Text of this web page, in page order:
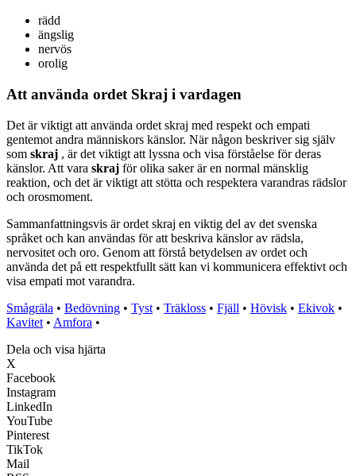
rädd
ängslig
nervös
orolig
Att använda ordet Skraj i vardagen
Det är viktigt att använda ordet skraj med respekt och empati
gentemot andra människors känslor. När någon beskriver sig själv
som skraj , är det viktigt att lyssna och visa förståelse för deras
känslor. Att vara skraj för olika saker är en normal mänsklig
reaktion, och det är viktigt att stötta och respektera varandras rädslor
och orosmoment.
Sammanfattningsvis är ordet skraj en viktig del av det svenska
språket och kan användas för att beskriva känslor av rädsla,
nervositet och oro. Genom att förstå betydelsen av ordet och
använda det på ett respektfullt sätt kan vi kommunicera effektivt och
visa empati mot varandra.
Smågräla • Bedövning • Tyst • Träkloss • Fjäll • Hövisk • Ekivok •
Kavitet • Amfora •
Dela och visa hjärta
X
Facebook
Instagram
LinkedIn
YouTube
Pinterest
TikTok
Mail